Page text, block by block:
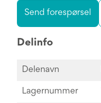
Send forespørsel
Delinfo
Delenavn
Lagernummer